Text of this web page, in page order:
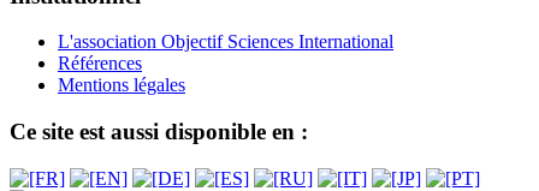
L'association Objectif Sciences International
Références
Mentions légales
Ce site est aussi disponible en :